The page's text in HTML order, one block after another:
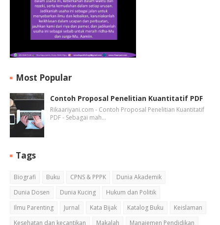
Most Popular
Contoh Proposal Penelitian Kuantitatif PDF
Rikaariyani.com - Contoh Proposal Penelitian Kuantitatif
PDF - Sebagai mah…
Tags
Biografi Buku CPNS & PPPK
Dunia Akademik
Dunia Dosen
Dunia Kucing
Hukum dan Politik
Ilmu Parenting
Jurnal Kata Bijak Katalog Buku
Keislaman
Kesehatan dan kecantikan
Makalah Manajemen Pendidikan